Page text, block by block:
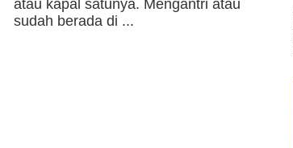
atau kapal satunya. Mengantri atau
sudah berada di ...